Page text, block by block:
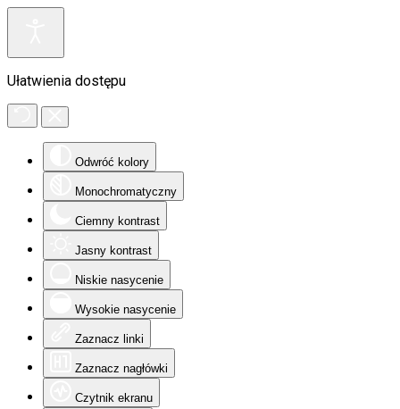
Ułatwienia dostępu
Odwróć kolory
Monochromatyczny
Ciemny kontrast
Jasny kontrast
Niskie nasycenie
Wysokie nasycenie
Zaznacz linki
Zaznacz nagłówki
Czytnik ekranu